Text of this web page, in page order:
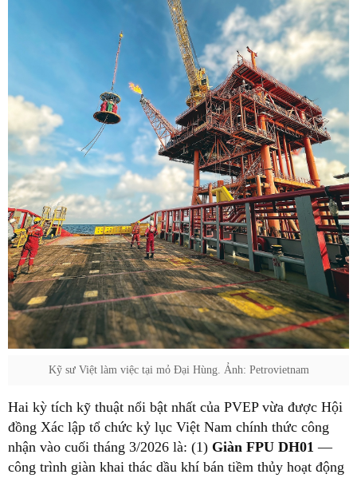
Kỹ sư Việt làm việc tại mỏ Đại Hùng. Ảnh: Petrovietnam
Hai kỳ tích kỹ thuật nổi bật nhất của PVEP vừa được Hội
đồng Xác lập tổ chức kỷ lục Việt Nam chính thức công
nhận vào cuối tháng 3/2026 là: (1) Giàn FPU DH01 —
công trình giàn khai thác dầu khí bán tiềm thủy hoạt động